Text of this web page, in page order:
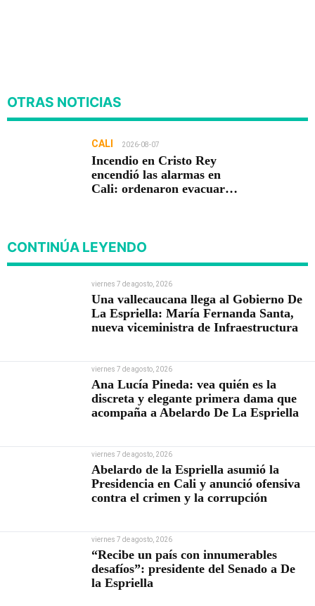
OTRAS NOTICIAS
CALI 2026-08-07
Incendio en Cristo Rey
encendió las alarmas en
Cali: ordenaron evacuar
CONTINÚA LEYENDO
viernes 7 de agosto, 2026
Una vallecaucana llega al Gobierno De
La Espriella: María Fernanda Santa,
nueva viceministra de Infraestructura
viernes 7 de agosto, 2026
Ana Lucía Pineda: vea quién es la
discreta y elegante primera dama que
acompaña a Abelardo De La Espriella
viernes 7 de agosto, 2026
Abelardo de la Espriella asumió la
Presidencia en Cali y anunció ofensiva
contra el crimen y la corrupción
viernes 7 de agosto, 2026
“Recibe un país con innumerables
desafíos”: presidente del Senado a De
la Espriella